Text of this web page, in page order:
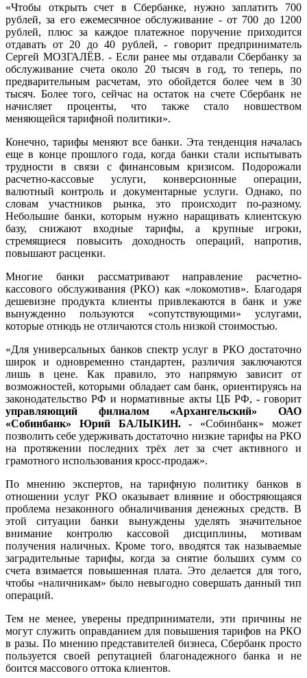
«Чтобы открыть счет в Сбербанке, нужно заплатить 700
рублей, за его ежемесячное обслуживание - от 700 до 1200
рублей, плюс за каждое платежное поручение приходится
отдавать от 20 до 40 рублей, - говорит предприниматель
Сергей МОЗГАЛЁВ. - Если ранее мы отдавали Сбербанку за
обслуживание счета около 20 тысяч в год, то теперь, по
предварительным расчетам, это обойдется более чем в 30
тысяч. Более того, сейчас на остаток на счете Сбербанк не
начисляет проценты, что также стало новшеством
меняющейся тарифной политики».
Конечно, тарифы меняют все банки. Эта тенденция началась
еще в конце прошлого года, когда банки стали испытывать
трудности в связи с финансовым кризисом. Подорожали
расчетно-кассовые услуги, конверсионные операции,
валютный контроль и документарные услуги. Однако, по
словам участников рынка, это происходит по-разному.
Небольшие банки, которым нужно наращивать клиентскую
базу, снижают входные тарифы, а крупные игроки,
стремящиеся повысить доходность операций, напротив,
повышают расценки.
Многие банки рассматривают направление расчетно-
кассового обслуживания (РКО) как «локомотив». Благодаря
дешевизне продукта клиенты привлекаются в банк и уже
вынужденно пользуются «сопутствующими» услугами,
которые отнюдь не отличаются столь низкой стоимостью.
«Для универсальных банков спектр услуг в РКО достаточно
широк и одновременно стандартен, различия заключаются
лишь в цене. Как правило, это напрямую зависит от
возможностей, которыми обладает сам банк, ориентируясь на
законодательство РФ и нормативные акты ЦБ РФ, - говорит
управляющий филиалом «Архангельский» ОАО
«Собинбанк» Юрий БАЛЫКИН.- «Собинбанк» может
позволить себе удерживать достаточно низкие тарифы на РКО
на протяжении последних трёх лет за счет активного и
грамотного использования кросс-продаж».
По мнению экспертов, на тарифную политику банков в
отношении услуг РКО оказывает влияние и обостряющаяся
проблема незаконного обналичивания денежных средств. В
этой ситуации банки вынуждены уделять значительное
внимание контролю кассовой дисциплины, мотивам
получения наличных. Кроме того, вводятся так называемые
заградительные тарифы, когда за снятие больших сумм со
счета взимается повышенная плата. Это делается для того,
чтобы «наличникам» было невыгодно совершать данный тип
операций.
Тем не менее, уверены предприниматели, эти причины не
могут служить оправданием для повышения тарифов на РКО
в разы. По мнению представителей бизнеса, Сбербанк просто
пользуется своей репутацией благонадежного банка и не
боится массового оттока клиентов.